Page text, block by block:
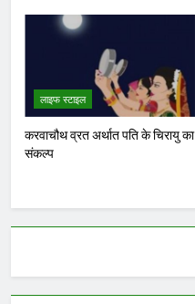
लाइफ स्टाइल
करवाचौथ व्रत अर्थात पति के चिरायु का
संकल्प